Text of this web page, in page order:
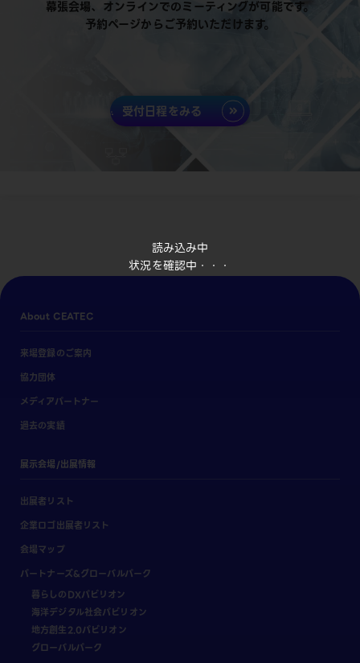
読み込み中
状況を確認中・・・
幕張会場、オンラインでのミーティングが可能です。
予約ページからご予約いただけます。
受付日程をみる
About CEATEC
来場登録のご案内
協力団体
メディアパートナー
過去の実績
展示会場/出展情報
出展者リスト
企業ロゴ出展者リスト
会場マップ
パートナーズ&グローバルパーク
暮らしのDXパビリオン
海洋デジタル社会パビリオン
地方創生2.0パビリオン
グローバルパーク